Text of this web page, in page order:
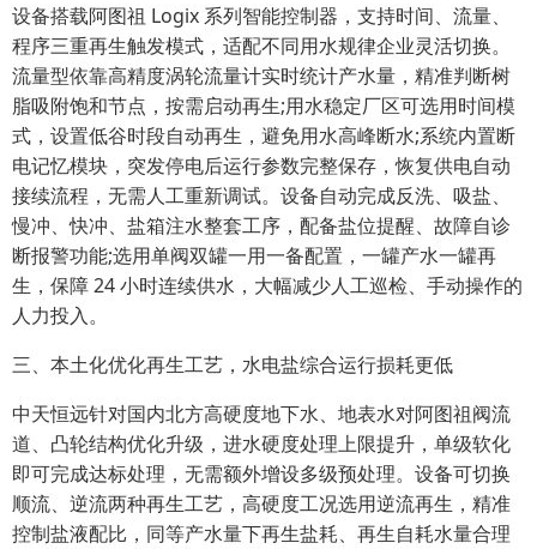
设备搭载阿图祖 Logix 系列智能控制器，支持时间、流量、
程序三重再生触发模式，适配不同用水规律企业灵活切换。
流量型依靠高精度涡轮流量计实时统计产水量，精准判断树
脂吸附饱和节点，按需启动再生;用水稳定厂区可选用时间模
式，设置低谷时段自动再生，避免用水高峰断水;系统内置断
电记忆模块，突发停电后运行参数完整保存，恢复供电自动
接续流程，无需人工重新调试。设备自动完成反洗、吸盐、
慢冲、快冲、盐箱注水整套工序，配备盐位提醒、故障自诊
断报警功能;选用单阀双罐一用一备配置，一罐产水一罐再
生，保障 24 小时连续供水，大幅减少人工巡检、手动操作的
人力投入。
三、本土化优化再生工艺，水电盐综合运行损耗更低
中天恒远针对国内北方高硬度地下水、地表水对阿图祖阀流
道、凸轮结构优化升级，进水硬度处理上限提升，单级软化
即可完成达标处理，无需额外增设多级预处理。设备可切换
顺流、逆流两种再生工艺，高硬度工况选用逆流再生，精准
控制盐液配比，同等产水量下再生盐耗、再生自耗水量合理